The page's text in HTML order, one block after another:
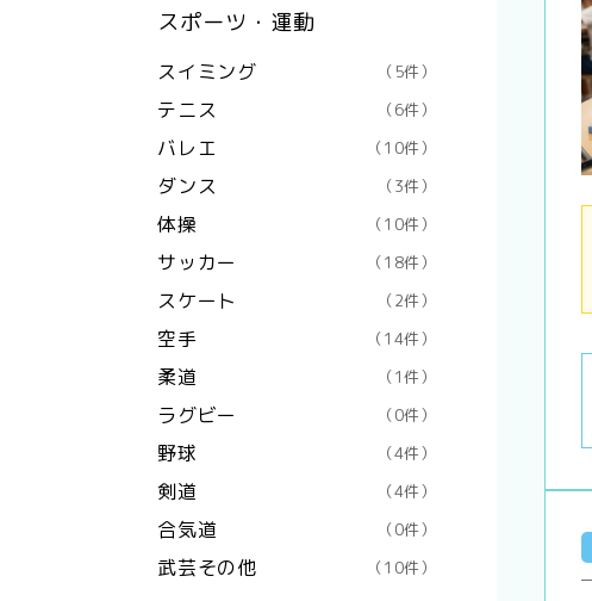
スポーツ・運動
スイミング （5件）
テニス （6件）
バレエ （10件）
ダンス （3件）
体操 （10件）
サッカー （18件）
スケート （2件）
空手 （14件）
柔道 （1件）
ラグビー （0件）
野球 （4件）
剣道 （4件）
合気道 （0件）
武芸その他 （10件）